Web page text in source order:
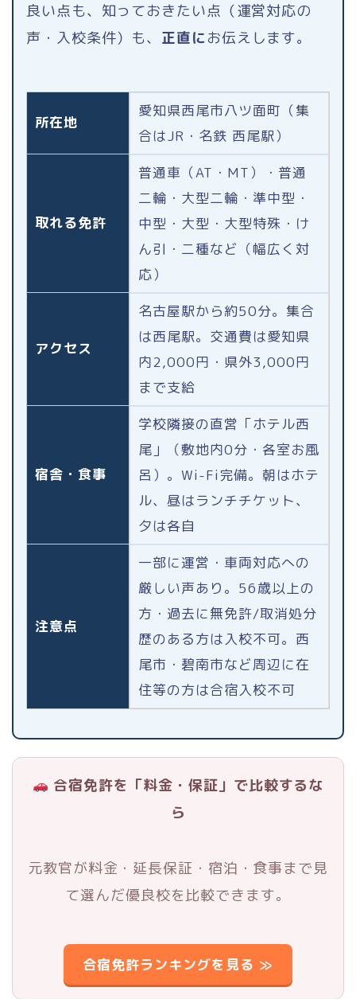
良い点も、知っておきたい点（運営対応の
声・入校条件）も、 正直にお伝えします。
所在地
愛知県西尾市八ツ面町（集
合はJR・名鉄 西尾駅）
取れる免許
普通車（AT・MT）・普通
二輪・大型二輪・準中型・
中型・大型・大型特殊・け
ん引・二種など（幅広く対
応）
アクセス
名古屋駅から約50分。集合
は西尾駅。交通費は愛知県
内2,000円・県外3,000円
まで支給
宿舎・食事
学校隣接の直営「ホテル西
尾」（敷地内0分・各室お風
呂）。Wi-Fi完備。朝はホテ
ル、昼はランチチケット、
夕は各自
注意点
一部に運営・車両対応への
厳しい声あり。56歳以上の
方・過去に無免許/取消処分
歴のある方は入校不可。西
尾市・碧南市など周辺に在
住等の方は合宿入校不可
合宿免許を「料金・保証」で比較するな
ら
元教官が料金・延長保証・宿泊・食事まで見
て選んだ優良校を比較できます。
合宿免許ランキングを見る ≫